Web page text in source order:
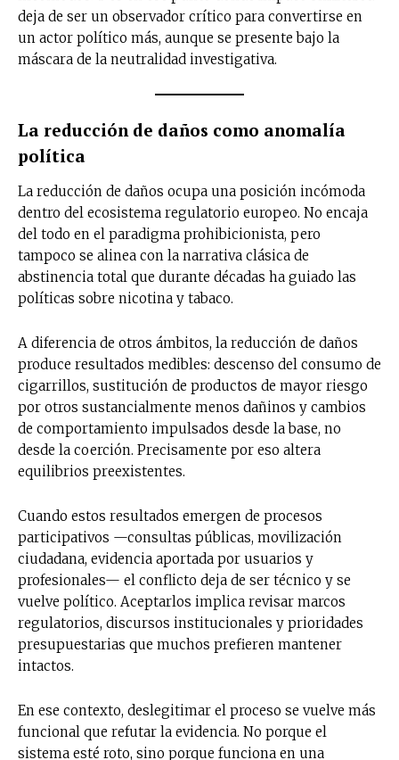
recibe todas las noticias del vapeo y la
reducción de daños en tu correo
electrónico.
Subscribe to our daily clipping and
tobacco harm reduction in your email.
deja de ser un observador crítico para convertirse en
un actor político más, aunque se presente bajo la
máscara de la neutralidad investigativa.
La reducción de daños como anomalía
política
La reducción de daños ocupa una posición incómoda
dentro del ecosistema regulatorio europeo. No encaja
del todo en el paradigma prohibicionista, pero
tampoco se alinea con la narrativa clásica de
abstinencia total que durante décadas ha guiado las
políticas sobre nicotina y tabaco.
A diferencia de otros ámbitos, la reducción de daños
produce resultados medibles: descenso del consumo de
cigarrillos, sustitución de productos de mayor riesgo
por otros sustancialmente menos dañinos y cambios
de comportamiento impulsados desde la base, no
desde la coerción. Precisamente por eso altera
equilibrios preexistentes.
Cuando estos resultados emergen de procesos
participativos —consultas públicas, movilización
ciudadana, evidencia aportada por usuarios y
profesionales— el conflicto deja de ser técnico y se
vuelve político. Aceptarlos implica revisar marcos
regulatorios, discursos institucionales y prioridades
presupuestarias que muchos prefieren mantener
intactos.
En ese contexto, deslegitimar el proceso se vuelve más
funcional que refutar la evidencia. No porque el
sistema esté roto, sino porque funciona en una